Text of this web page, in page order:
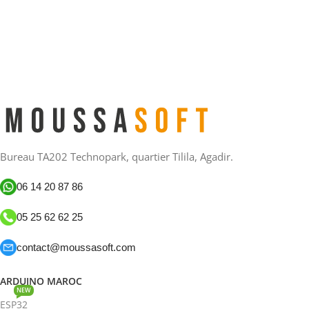
Bureau TA202 Technopark, quartier Tilila, Agadir.
06 14 20 87 86
05 25 62 62 25
contact@moussasoft.com
ARDUINO MAROC
ESP32
NEW